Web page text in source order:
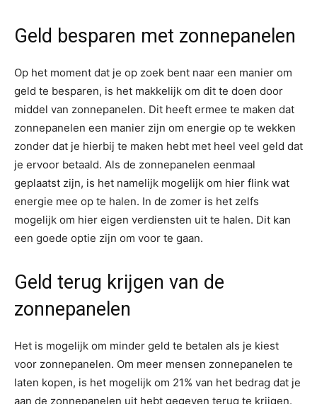
Geld besparen met zonnepanelen
Op het moment dat je op zoek bent naar een manier om
geld te besparen, is het makkelijk om dit te doen door
middel van zonnepanelen. Dit heeft ermee te maken dat
zonnepanelen een manier zijn om energie op te wekken
zonder dat je hierbij te maken hebt met heel veel geld dat
je ervoor betaald. Als de zonnepanelen eenmaal
geplaatst zijn, is het namelijk mogelijk om hier flink wat
energie mee op te halen. In de zomer is het zelfs
mogelijk om hier eigen verdiensten uit te halen. Dit kan
een goede optie zijn om voor te gaan.
Geld terug krijgen van de
zonnepanelen
Het is mogelijk om minder geld te betalen als je kiest
voor zonnepanelen. Om meer mensen zonnepanelen te
laten kopen, is het mogelijk om 21% van het bedrag dat je
aan de zonnepanelen uit hebt gegeven terug te krijgen.